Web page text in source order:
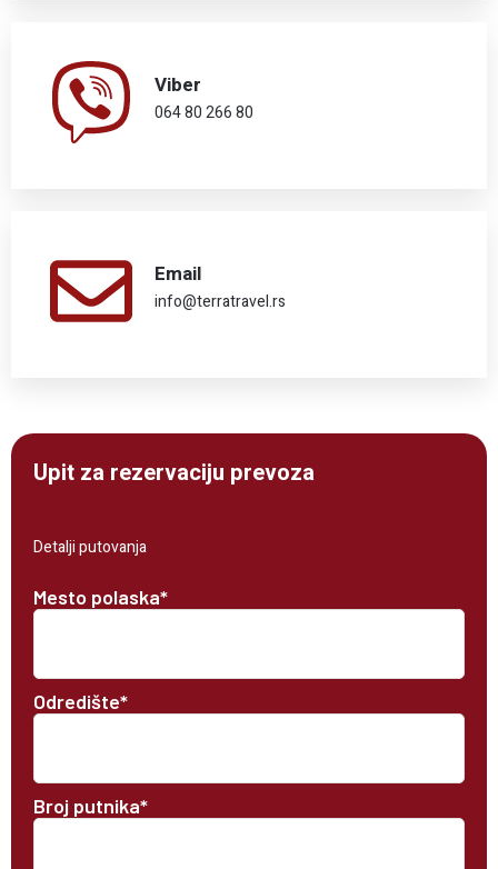
Viber
064 80 266 80
Email
info@terratravel.rs
Upit za rezervaciju prevoza
Detalji putovanja
Mesto polaska*
Odredište*
Broj putnika*